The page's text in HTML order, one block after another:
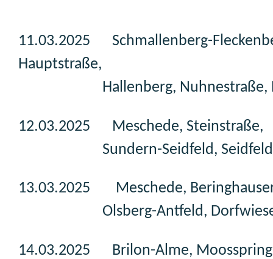
11.03.2025 Schmallenberg-
Hauptstraße,
Hallenberg, Nuhnestraße,
12.03.2025 Meschede, Steinstraße,
Sundern-Seidfeld, Seidfelder
13.03.2025 Meschede,
Olsberg-Antfeld,
14.03.2025 Brilon-Alme,